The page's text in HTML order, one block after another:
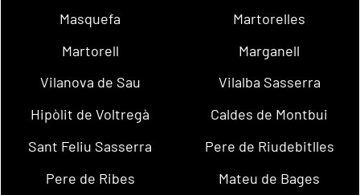
Masquefa
Martorelles
Martorell
Marganell
Vilanova de Sau
Vilalba Sasserra
Hipòlit de Voltregà
Caldes de Montbui
Sant Feliu Sasserra
Pere de Riudebitlles
Pere de Ribes
Mateu de Bages